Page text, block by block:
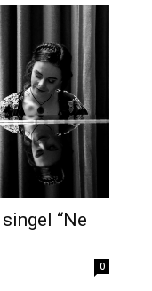
“Ne
0